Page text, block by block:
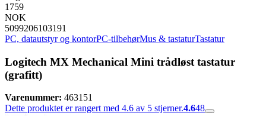
1759
NOK
5099206103191
PC, datautstyr og kontorPC-tilbehørMus & tastaturTastatur
Logitech MX Mechanical Mini trådløst tastatur
(grafitt)
Varenummer: 463151
Dette produktet er rangert med 4.6 av 5 stjerner.4.648